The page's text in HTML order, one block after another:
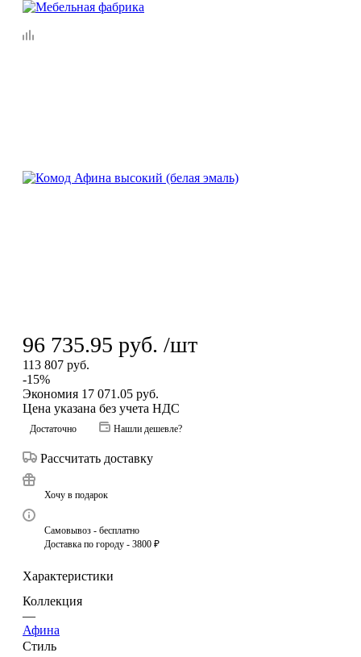
96 735.95 руб. /шт
113 807 руб.
-15%
Экономия 17 071.05 руб.
Цена указана без учета НДС
Достаточно Нашли дешевле?
Рассчитать доставку
Хочу в подарок
Самовывоз - бесплатно
Доставка по городу - 3800 ₽
Характеристики
Коллекция
—
Афина
Стиль